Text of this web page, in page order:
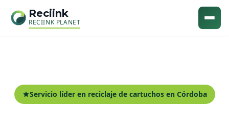
Reciink
RECIINK PLANET
Servicio líder en reciclaje de cartuchos en Córdoba